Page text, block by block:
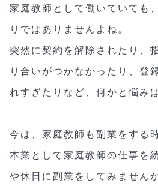
家庭教師として働いていても
りではありませんよね。
突然に契約を解除されたり、
り合いがつかなかったり、登
れすぎたりなど、何かと悩み
今は、家庭教師も副業をする
本業として家庭教師の仕事を
や休日に副業をしてみません